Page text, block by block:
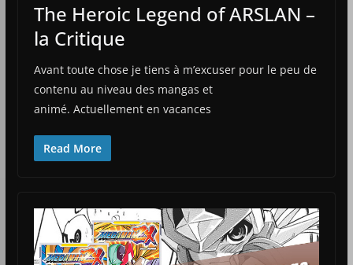
The Heroic Legend of ARSLAN –
la Critique
Avant toute chose je tiens à m’excuser pour le peu de
contenu au niveau des mangas et
animé. Actuellement en vacances
Read More